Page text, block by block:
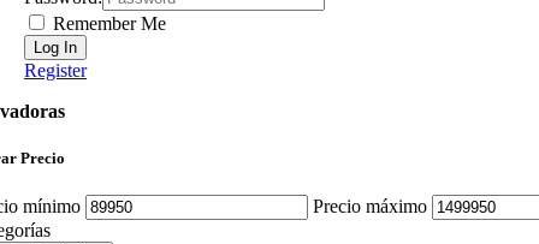
Remember Me
Register
Precio
mínimo Precio máximo